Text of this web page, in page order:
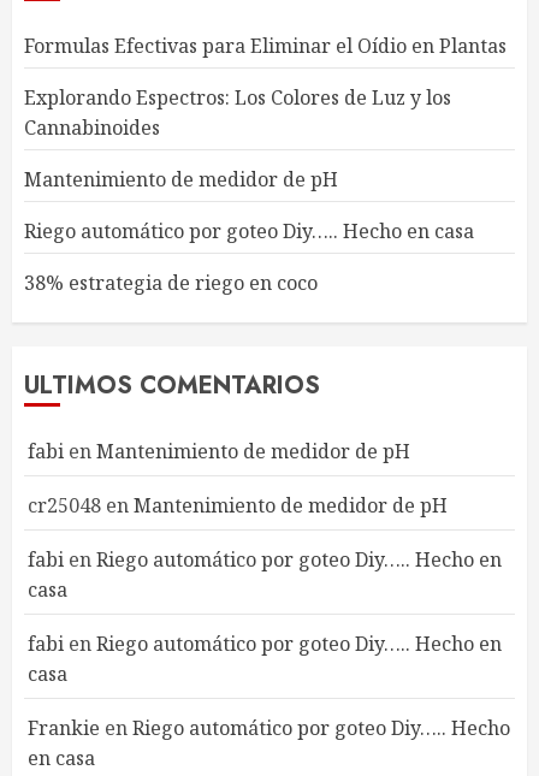
Formulas Efectivas para Eliminar el Oídio en Plantas
Explorando Espectros: Los Colores de Luz y los
Cannabinoides
Mantenimiento de medidor de pH
Riego automático por goteo Diy….. Hecho en casa
38% estrategia de riego en coco
ULTIMOS COMENTARIOS
fabi enMantenimiento de medidor de pH
cr25048 enMantenimiento de medidor de pH
fabi enRiego automático por goteo Diy….. Hecho en
casa
fabi enRiego automático por goteo Diy….. Hecho en
casa
Frankie enRiego automático por goteo Diy….. Hecho
en casa